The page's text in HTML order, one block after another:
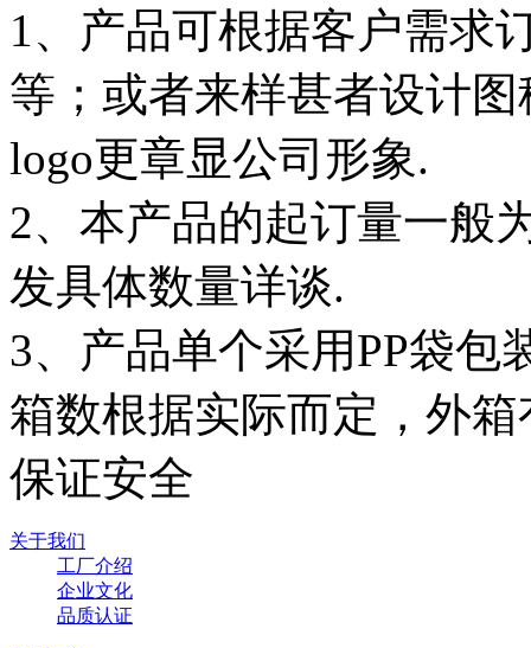
1、产品可根据客户需求
等；或者来样甚者设计
logo更章显公司形象.
2、本产品的起订量一般
发具体数量详谈.
3、产品单个采用PP袋包
箱数根据实际而定，外
保证安全
关于我们
工厂介绍
企业文化
品质认证